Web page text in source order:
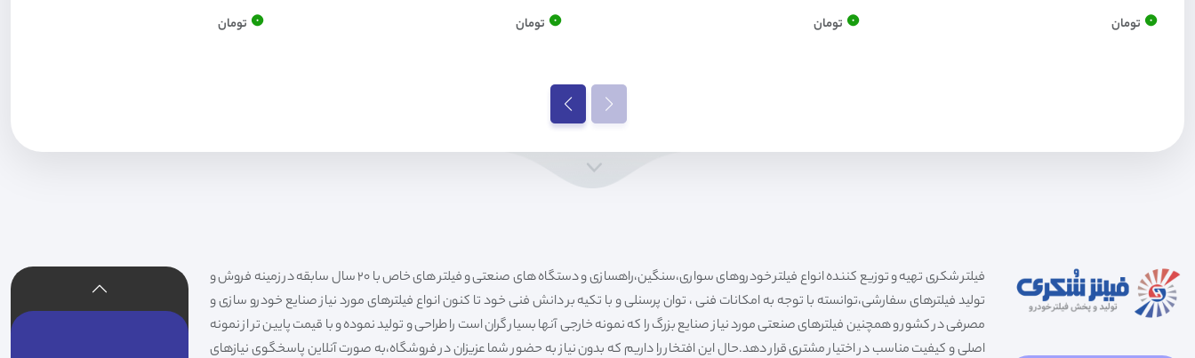
0 تومان 0 تومان 0 تومان 0 تومان
فیلتر شکری تهیه و توزیع کننده انواع فیلتر خودروهای سواری،سنگین،راهسازی و دستگاه های صنعتی و فیلتر های خاص با 20 سال سابقه در زمینه فروش و
تولید فیلترهای سفارشی،توانسته با توجه به امکانات فنی ، توان پرسنلی و با تکیه بر دانش فنی خود تا کنون انواع فیلترهای مورد نیاز صنایع خودرو سازی و
مصرفی در کشور و همچنین فیلترهای صنعتی مورد نیاز صنایع بزرگ را که نمونه خارجی آنها بسیار گران است را طراحی و تولید نموده و با قیمت پایین تر از نمونه
اصلی و کیفیت مناسب در اختیار مشتری قرار دهد.حال این افتخار را داریم که بدون نیاز به حضور شما عزیزان در فروشگاه،به صورت آنلاین پاسخگوی نیازهای